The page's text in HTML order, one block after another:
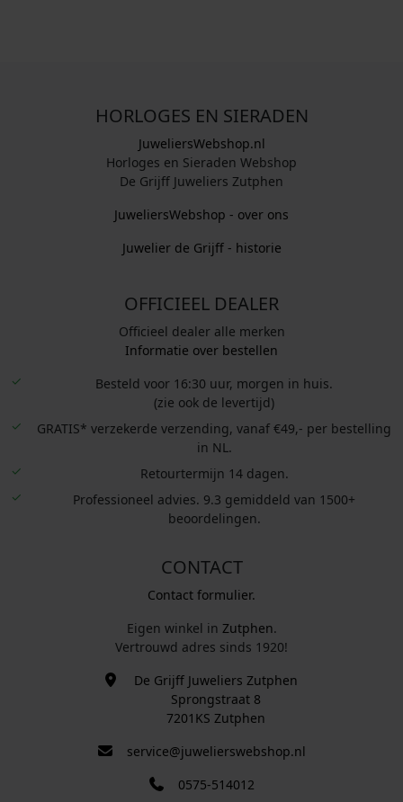
HORLOGES EN SIERADEN
JuweliersWebshop.nl
Horloges en Sieraden Webshop
De Grijff Juweliers Zutphen
JuweliersWebshop - over ons
Juwelier de Grijff - historie
OFFICIEEL DEALER
Officieel dealer alle merken
Informatie over bestellen
Besteld voor 16:30 uur, morgen in huis.
(zie ook de levertijd)
GRATIS* verzekerde verzending, vanaf €49,- per bestelling
in NL.
Retourtermijn 14 dagen.
Professioneel advies. 9.3 gemiddeld van 1500+
beoordelingen.
CONTACT
Contact formulier.
Eigen winkel in Zutphen.
Vertrouwd adres sinds 1920!
De Grijff Juweliers Zutphen
Sprongstraat 8
7201KS Zutphen
service@juwelierswebshop.nl
0575-514012